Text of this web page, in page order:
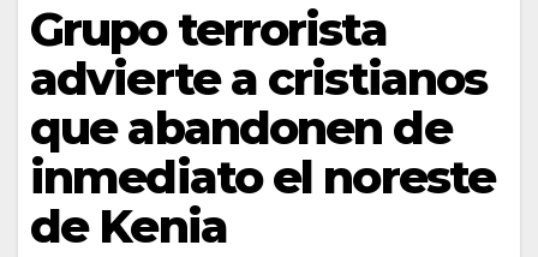
Grupo terrorista
advierte a cristianos
que abandonen de
inmediato el noreste
de Kenia